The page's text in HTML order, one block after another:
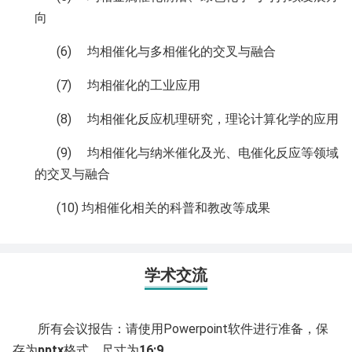
向
(6) 均相催化与多相催化的交叉与融合
(7) 均相催化的工业应用
(8) 均相催化反应机理研究，理论计算化学的应用
(9) 均相催化与纳米催化及光、电催化反应等领域
的交叉与融合
(10) 均相催化相关的科普和教改等成果
学术交流
所有会议报告：请使用Powerpoint软件进行准备，保